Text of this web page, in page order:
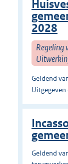
2028
Geldend
Uitgegeven
Geldend